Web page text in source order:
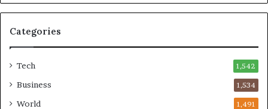
Categories
Tech 1,542
Business 1,534
World 1,491